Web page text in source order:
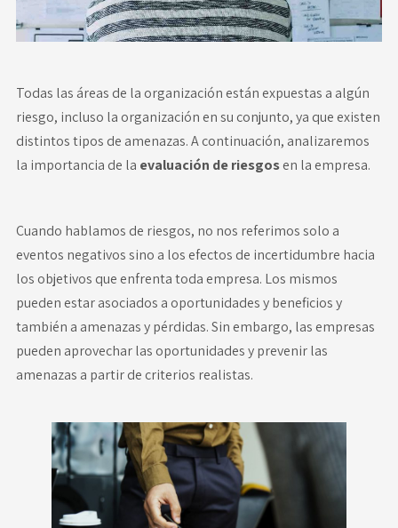
Contacto
Todas las áreas de la organización están expuestas a algún
riesgo, incluso la organización en su conjunto, ya que existen
distintos tipos de amenazas. A continuación, analizaremos
la importancia de la evaluación de riesgosen la empresa.
Cuando hablamos de riesgos, no nos referimos solo a
eventos negativos sino a los efectos de incertidumbre hacia
los objetivos que enfrenta toda empresa. Los mismos
pueden estar asociados a oportunidades y beneficios y
también a amenazas y pérdidas. Sin embargo, las empresas
pueden aprovechar las oportunidades y prevenir las
amenazas a partir de criterios realistas.